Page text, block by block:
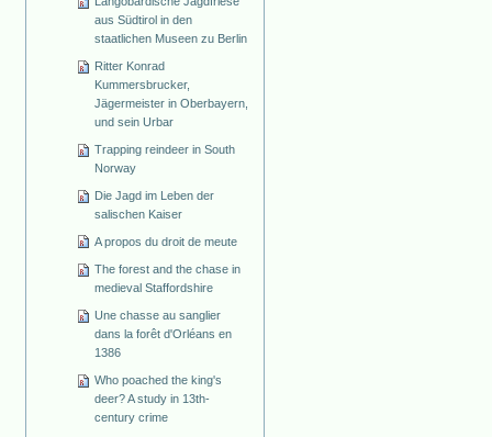
aus Südtirol in den
staatlichen Museen zu Berlin
Ritter Konrad
Kummersbrucker,
Jägermeister in Oberbayern,
und sein Urbar
Trapping reindeer in South
Norway
Die Jagd im Leben der
salischen Kaiser
A propos du droit de meute
The forest and the chase in
medieval Staffordshire
Une chasse au sanglier
dans la forêt d'Orléans en
1386
Who poached the king's
deer? A study in 13th-
century crime